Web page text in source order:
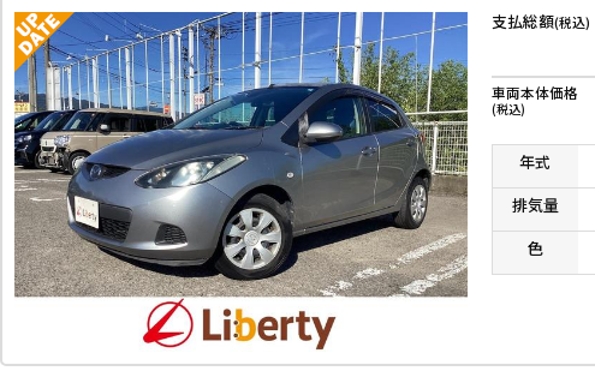
支払総額(税込)
車両本体価格
(税込)
年式
排気量
色